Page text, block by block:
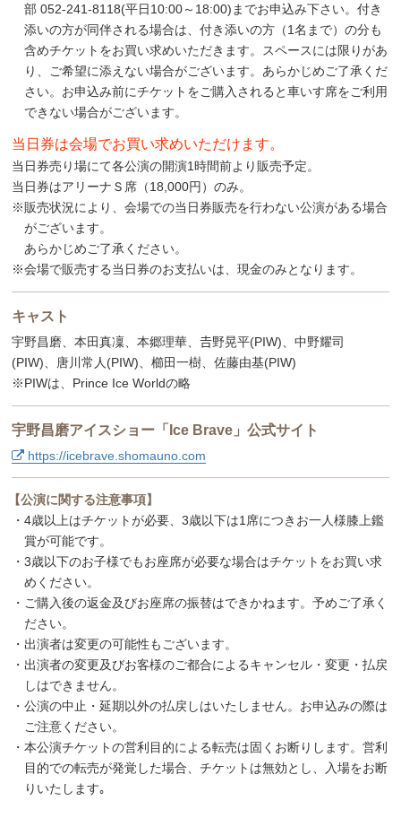
部 052-241-8118(平日10:00～18:00)までお申込み下さい。付き
添いの方が同伴される場合は、付き添いの方（1名まで）の分も
含めチケットをお買い求めいただきます。スペースには限りがあ
り、ご希望に添えない場合がございます。あらかじめご了承くだ
さい。お申込み前にチケットをご購入されると車いす席をご利用
できない場合がございます。
当日券は会場でお買い求めいただけます。
当日券売り場にて各公演の開演1時間前より販売予定。
当日券はアリーナＳ席（18,000円）のみ。
※販売状況により、会場での当日券販売を行わない公演がある場合
がございます。
あらかじめご了承ください。
※会場で販売する当日券のお支払いは、現金のみとなります。
キャスト
宇野昌磨、本田真凜、本郷理華、𠮷野晃平(PIW)、中野耀司
(PIW)、唐川常人(PIW)、櫛田一樹、佐藤由基(PIW)
※PIWは、Prince Ice Worldの略
宇野昌磨アイスショー「Ice Brave」公式サイト
https://icebrave.shomauno.com
【公演に関する注意事項】
・4歳以上はチケットが必要、3歳以下は1席につきお一人様膝上鑑
賞が可能です。
・3歳以下のお子様でもお座席が必要な場合はチケットをお買い求
めください。
・ご購入後の返金及びお座席の振替はできかねます。予めご了承く
ださい。
・出演者は変更の可能性もございます。
・出演者の変更及びお客様のご都合によるキャンセル・変更・払戻
しはできません。
・公演の中止・延期以外の払戻しはいたしません。お申込みの際は
ご注意ください。
・本公演チケットの営利目的による転売は固くお断りします。営利
目的での転売が発覚した場合、チケットは無効とし、入場をお断
りいたします｡